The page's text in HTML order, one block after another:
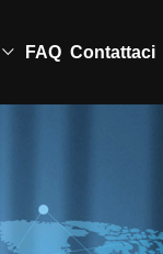
FAQ Contattaci